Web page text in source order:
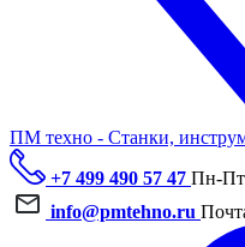
ПМ техно - Станки,
+7 499 490 57 47 Пн-Пт
info@pmtehno.ru